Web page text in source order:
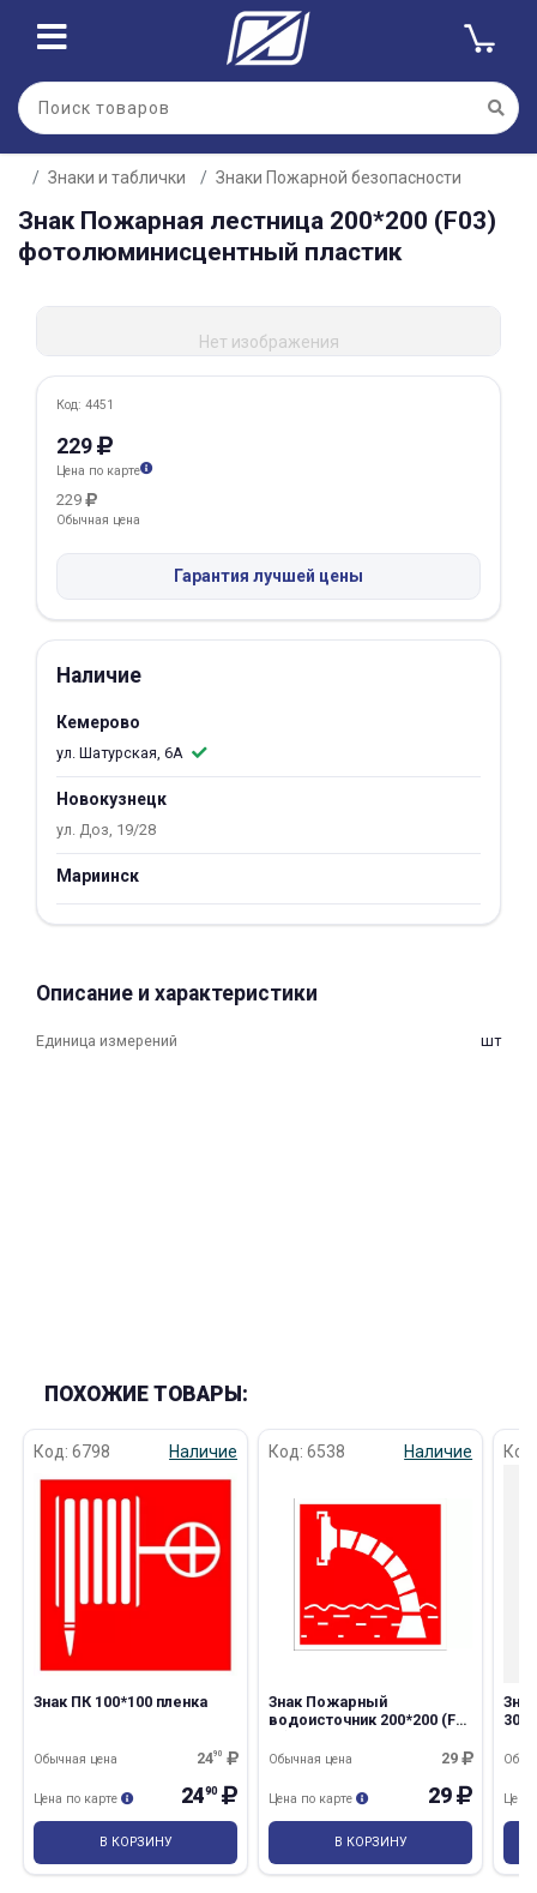
Знаки и таблички Знаки Пожарной безопасности
Знак Пожарная лестница 200*200 (F03)
фотолюминисцентный пластик
Нет изображения
Код: 4451
229
Цена по карте
229
Обычная цена
Гарантия лучшей цены
Наличие
Кемерово
ул. Шатурская, 6А
Новокузнецк
ул. Доз, 19/28
Мариинск
Описание и характеристики
Единица измерений шт
ПОХОЖИЕ ТОВАРЫ:
Код: 6798 Наличие
Знак ПК 100*100 пленка
2490
Обычная цена
2490
Цена по карте
В КОРЗИНУ
Код: 6538 Наличие
Знак Пожарный
водоисточник 200*200 (F
29
Обычная цена
29
Цена по карте
В КОРЗИНУ
Цена
Для клиентов всех банков
Разбейте
оплатуна части
без переплат
Сегодня
25 %
Добавляйте товары
в корзину
Оплачивайте сегодня только
25% картой любого банка
Получайте товар
выбранный способом
Оставшиеся75% будут
списыватьсяс вашей карты
раз в 2 недели